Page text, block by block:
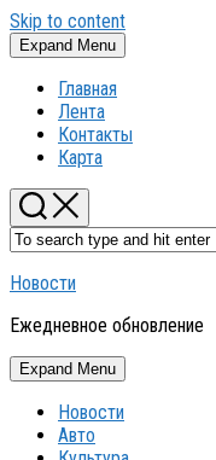
Skip to content
Expand Menu
Главная
Лента
Контакты
Карта
Новости
Ежедневное обновление
Expand Menu
Новости
Авто